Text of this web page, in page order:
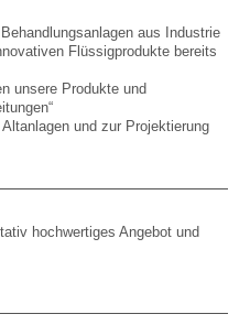
aus Industrie
Flüssigprodukte bereits
unsere Produkte und
und zur Projektierung
hochwertiges Angebot und